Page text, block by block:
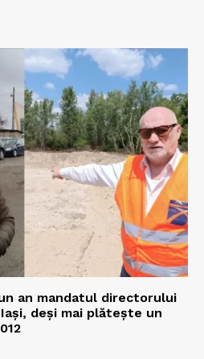
an mandatul directorului
deși mai plătește un